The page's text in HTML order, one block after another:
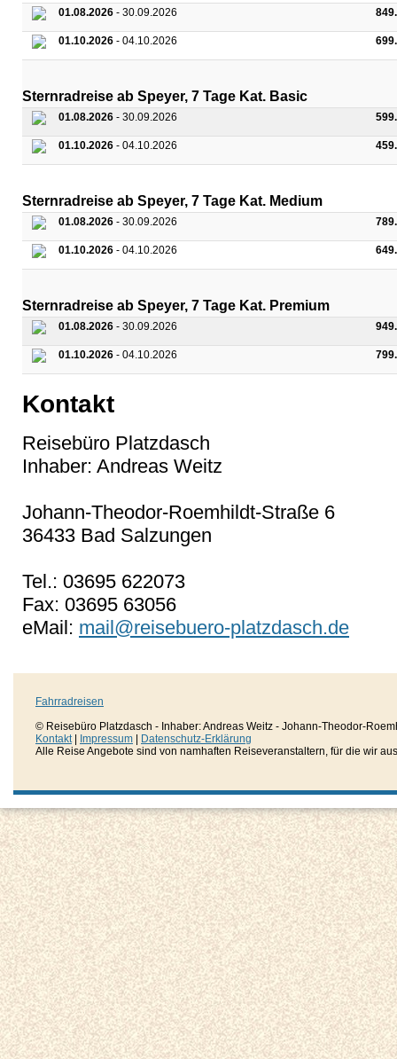
01.08.2026 - 30.09.2026
01.10.2026 - 04.10.2026
Sternradreise ab Speyer, 7 Tage Kat. Basic
01.08.2026 - 30.09.2026
01.10.2026 - 04.10.2026
Sternradreise ab Speyer, 7 Tage Kat. Medium
01.08.2026 - 30.09.2026
01.10.2026 - 04.10.2026
Sternradreise ab Speyer, 7 Tage Kat. Premium
01.08.2026 - 30.09.2026
01.10.2026 - 04.10.2026
Kontakt
Reisebüro Platzdasch
Inhaber: Andreas Weitz
Johann-Theodor-Roemhildt-Straße 6
36433 Bad Salzungen
Tel.: 03695 622073
Fax: 03695 63056
eMail: mail@reisebuero-platzdasch.de
Fahrradreisen
© Reisebüro Platzdasch - Inhaber: Andreas Weitz - Johann-Theodor-
Kontakt| Impressum
Datenschutz-Erklärung
Alle Reise Angebote sind von namhaften Reiseveranstaltern, für die wir